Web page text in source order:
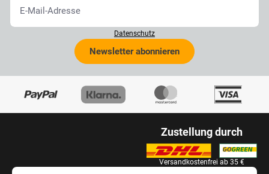
Datenschutz
Newsletter abonnieren
Zustellung durch
Versandkostenfrei ab 35 €